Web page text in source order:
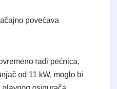
povećava
radi pećnica,
od 11 kW, moglo bi